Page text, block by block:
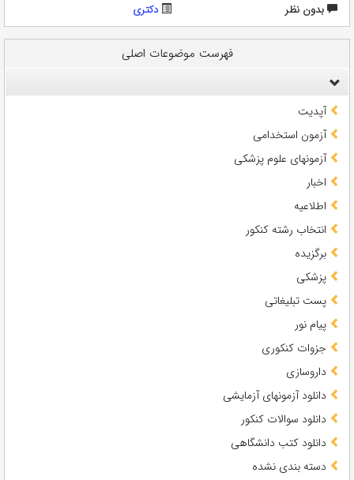
بدون نظر
دکتری
فهرست موضوعات اصلی
آپدیت
آزمون استخدامی
آزمونهای علوم پزشکی
اخبار
اطلاعیه
انتخاب رشته کنکور
برگزیده
پزشکی
پست تبلیغاتی
پیام نور
جزوات کنکوری
داروسازی
دانلود آزمونهای آزمایشی
دانلود سوالات کنکور
دانلود کتب دانشگاهی
دسته بندی نشده